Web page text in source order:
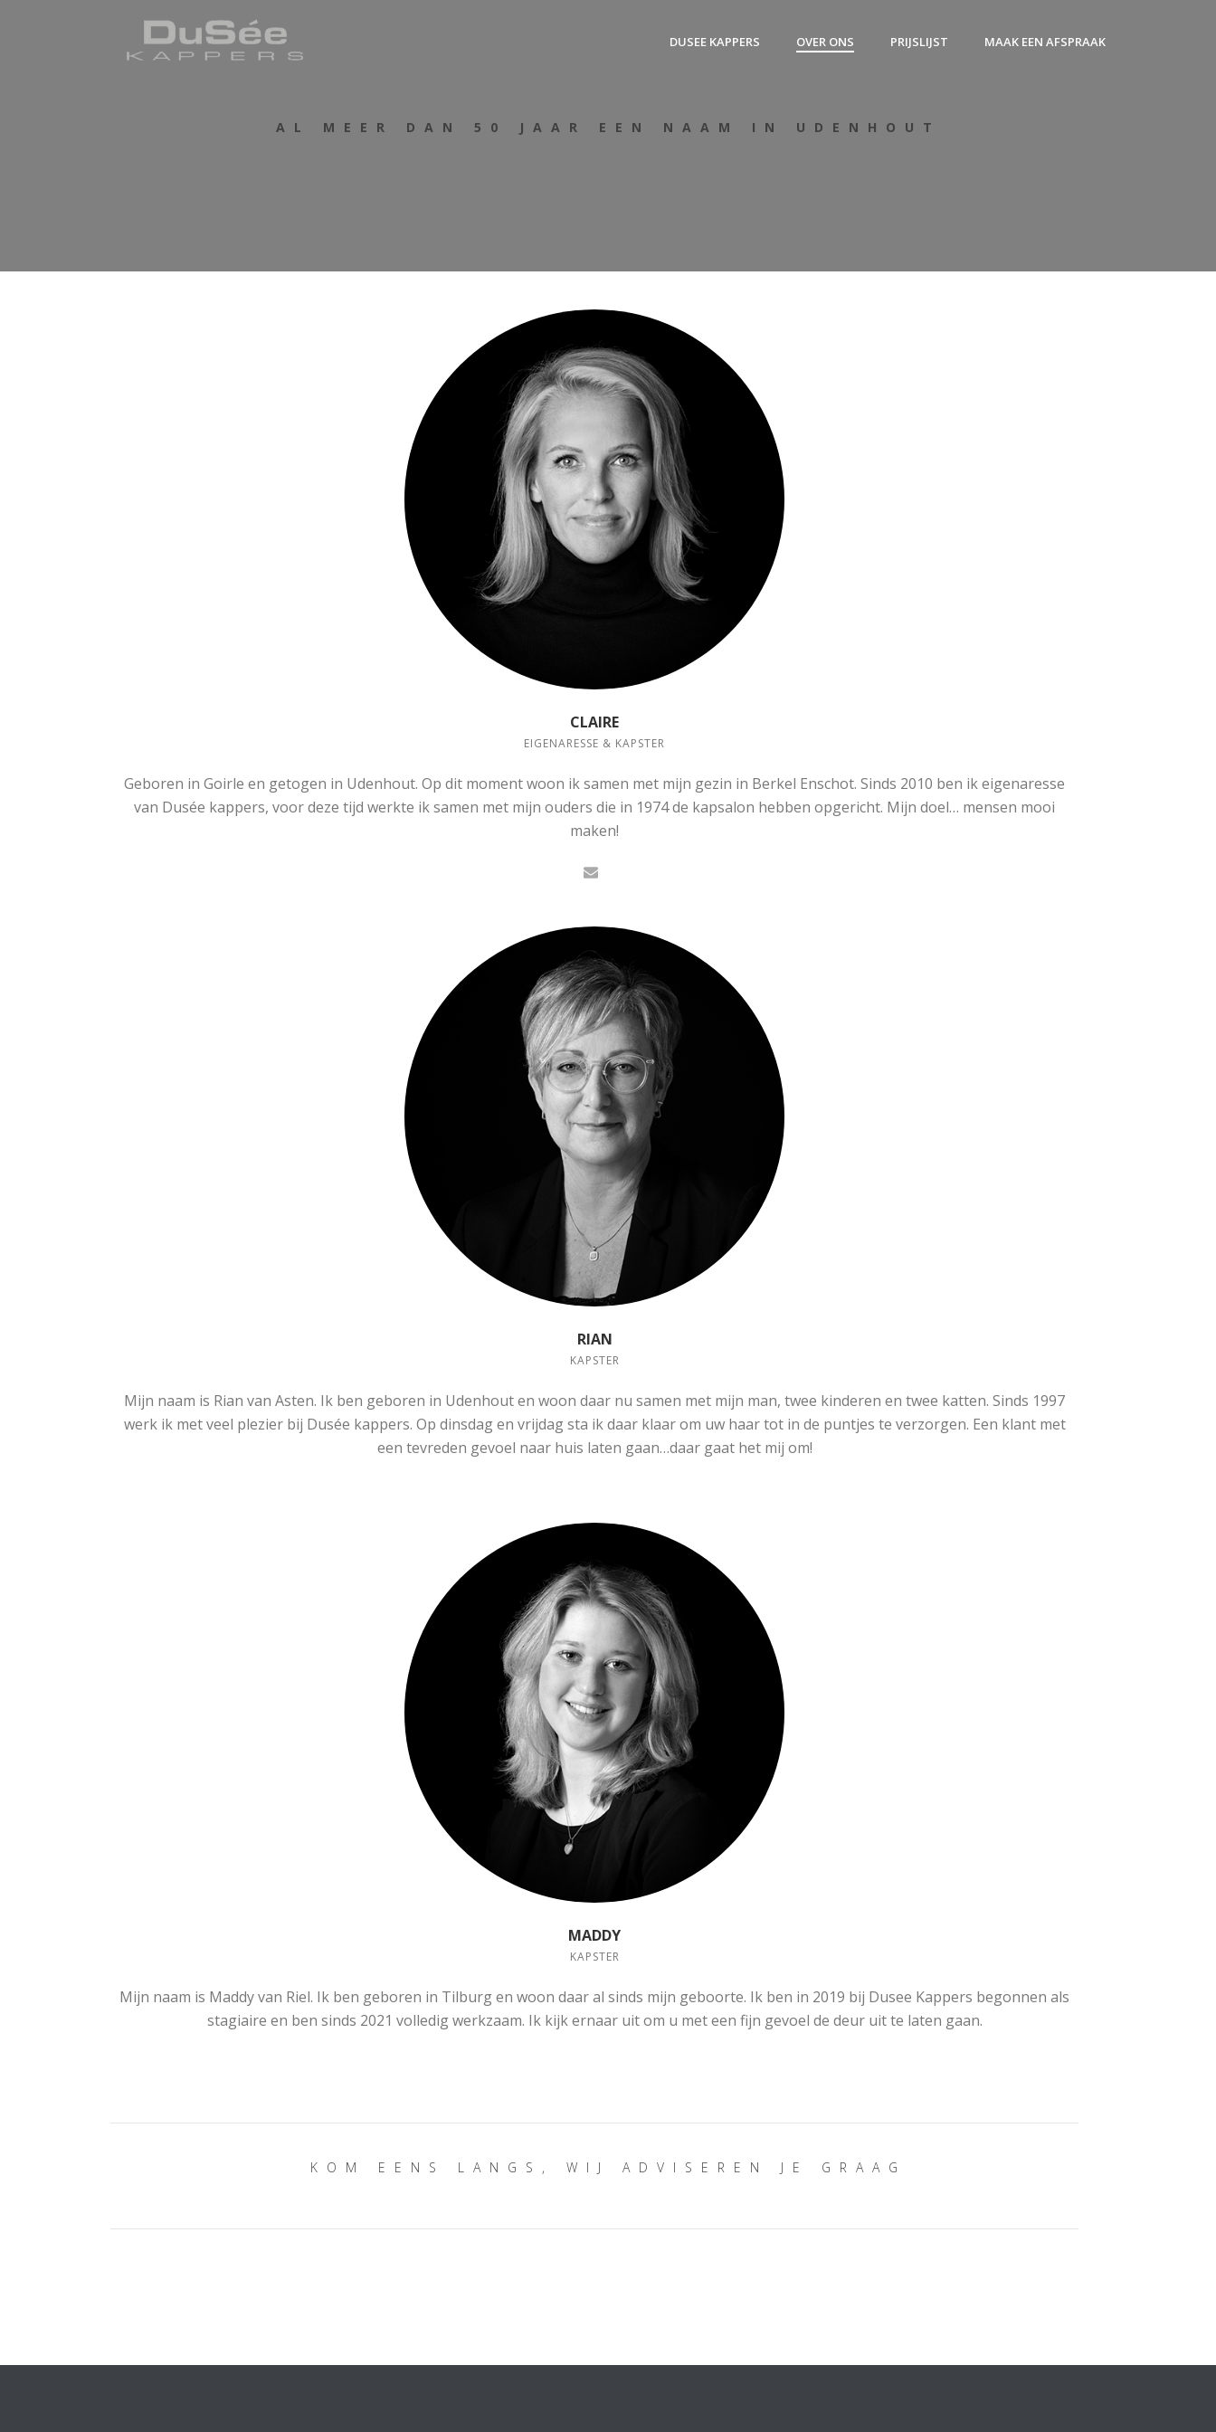
DUSEE KAPPERS OVER ONS PRIJSLIJST MAAK EEN AFSPRAAK
AL MEER DAN 50 JAAR EEN NAAM IN UDENHOUT
CLAIRE
EIGENARESSE & KAPSTER
Geboren in Goirle en getogen in Udenhout. Op dit moment woon ik samen met mijn gezin in Berkel Enschot. Sinds 2010 ben ik eigenaresse
van Dusée kappers, voor deze tijd werkte ik samen met mijn ouders die in 1974 de kapsalon hebben opgericht. Mijn doel… mensen mooi
maken!
RIAN
KAPSTER
Mijn naam is Rian van Asten. Ik ben geboren in Udenhout en woon daar nu samen met mijn man, twee kinderen en twee katten. Sinds 1997
werk ik met veel plezier bij Dusée kappers. Op dinsdag en vrijdag sta ik daar klaar om uw haar tot in de puntjes te verzorgen. Een klant met
een tevreden gevoel naar huis laten gaan…daar gaat het mij om!
MADDY
KAPSTER
Mijn naam is Maddy van Riel. Ik ben geboren in Tilburg en woon daar al sinds mijn geboorte. Ik ben in 2019 bij Dusee Kappers begonnen als
stagiaire en ben sinds 2021 volledig werkzaam. Ik kijk ernaar uit om u met een fijn gevoel de deur uit te laten gaan.
KOM EENS LANGS, WIJ ADVISEREN JE GRAAG